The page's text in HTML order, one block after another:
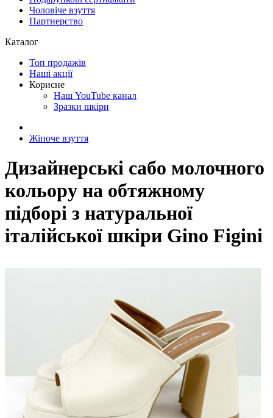
Чоловіче взуття
Партнерство
Каталог
Топ продажів
Наші акції
Корисне
Наш YouTube канал
Зразки шкіри
Жіноче взуття
Дизайнерські сабо молочного
кольору на обтяжному
підборі з натуральної
італійської шкіри Gino Figini